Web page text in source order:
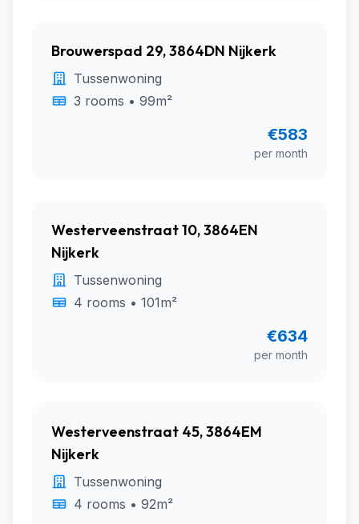
Brouwerspad 29, 3864DN Nijkerk
Tussenwoning
3 rooms • 99m²
€583
per month
Westerveenstraat 10, 3864EN
Nijkerk
Tussenwoning
4 rooms • 101m²
€634
per month
Westerveenstraat 45, 3864EM
Nijkerk
Tussenwoning
4 rooms • 92m²